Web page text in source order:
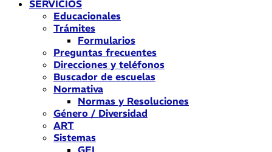
SERVICIOS
Educacionales
Trámites
Formularios
Preguntas frecuentes
Direcciones y teléfonos
Buscador de escuelas
Normativa
Normas y Resoluciones
Género / Diversidad
ART
Sistemas
GEI